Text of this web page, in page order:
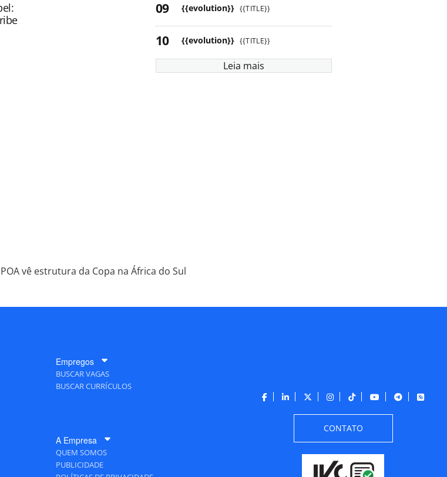
{{evolution}} {{TITLE}}
{{evolution}} {{TITLE}}
Leia mais
vê estrutura da Copa na África do Sul
Empregos
BUSCAR VAGAS
BUSCAR CURRÍCULOS
A Empresa
QUEM SOMOS
PUBLICIDADE
CONTATO